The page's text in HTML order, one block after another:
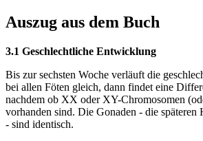
Auszug aus dem Buch
3.1 Geschlechtliche Entwicklung
Bis zur sechsten Woche verläuft die
bei allen Föten gleich, dann findet eine
nachdem ob XX oder XY-Chromosomen
vorhanden sind. Die Gonaden - die späteren
- sind identisch.